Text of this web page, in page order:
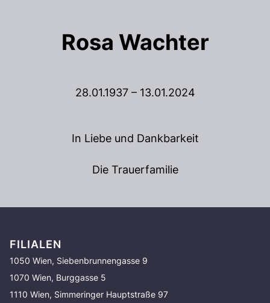
Rosa Wachter
28.01.1937 – 13.01.2024
In Liebe und Dankbarkeit
Die Trauerfamilie
FILIALEN
1050 Wien, Siebenbrunnengasse 9
1070 Wien, Burggasse 5
1110 Wien, Simmeringer Hauptstraße 97